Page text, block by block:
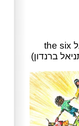
(מבוסס על the six